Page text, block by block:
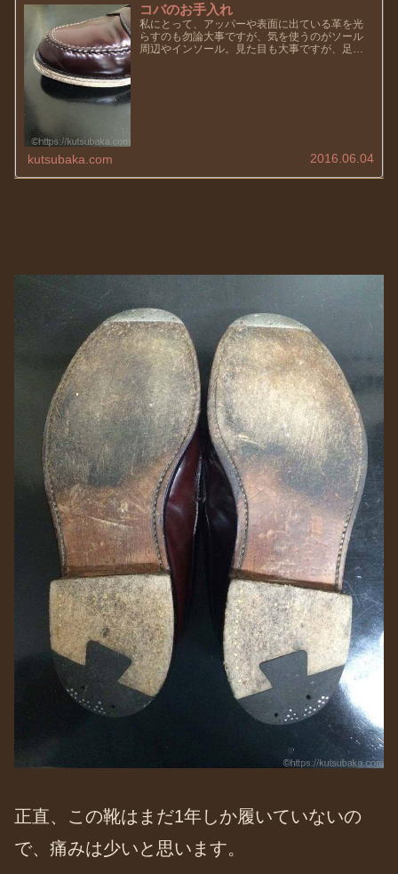
コバのお手入れ
私にとって、アッパーや表面に出ている革を光
らすのも勿論大事ですが、気を使うのがソール
周辺やインソール。見た目も大事ですが、足を
kutsubaka.com 2016.06.04
正直、この靴はまだ1年しか履いていないの
で、痛みは少いと思います。